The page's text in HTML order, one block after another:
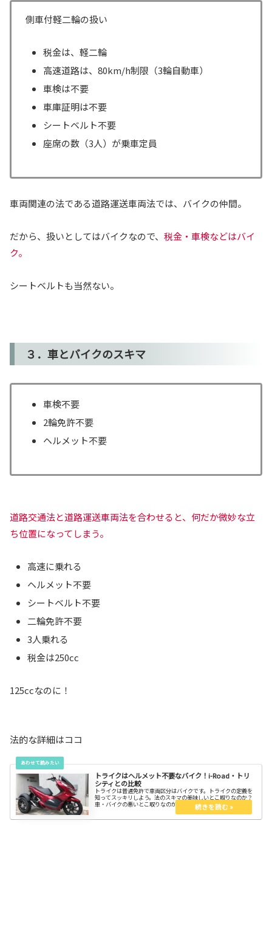
側車付軽二輪の扱い
税金は、軽二輪
高速道路は、80km/h制限（3輪自動車）
車検は不要
車庫証明は不要
シートベルト不要
座席の数（3人）が乗車定員
車両関連の法である道路運送車両法では、バイクの仲間。
だから、扱いとしてはバイクなので、 税金・車検などはバイ
ク。
シートベルトも当然ない。
３．車とバイクのスキマ
車検不要
2輪免許不要
ヘルメット不要
道路交通法と道路運送車両法を合わせると、何だか微妙な立
ち位置になってしまう。
高速に乗れる
ヘルメット不要
シートベルト不要
二輪免許不要
3人乗れる
税金は250cc
125ccなのに！
法的な詳細はココ
トライクはヘルメット不要なバイク！i-Road・トリ
シティとの比較
トライクは普通免許で車両区分はバイクです。トライクの定義を
知ってスッキリしよう。法のスキマの美味しいとこ取りなのか？
車・バイクの悪いとこ取りなのか？トライクを味わってみる？